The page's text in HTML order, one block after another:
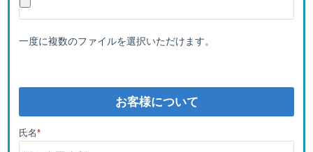
一度に複数のファイルを選択いただけます。
お客様について
氏名*